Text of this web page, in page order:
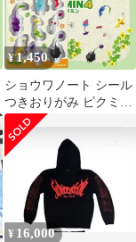
¥1,450
ショウワノート シール
つきおりがみ ピクミン
4
¥ 16,000